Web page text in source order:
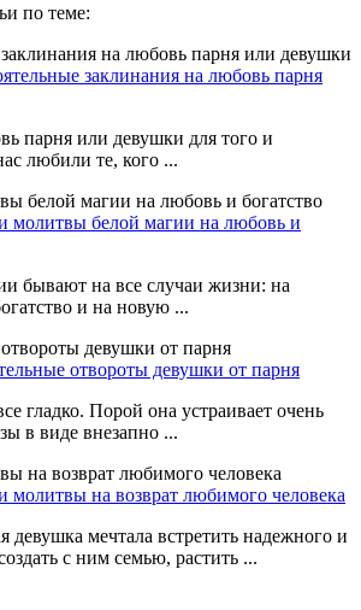
по теме:
заклинания на любовь парня
парня или девушки для того и
любили те, кого ...
молитвы белой магии на любовь и
бывают на все случаи жизни: на
и на новую ...
отвороты девушки от парня
гладко. Порой она устраивает очень
в виде внезапно ...
молитвы на возврат любимого человека
девушка мечтала встретить надежного и
с ним семью, растить ...